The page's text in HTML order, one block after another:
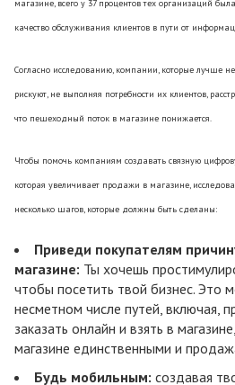
магазине, всего у 37 процентов тех организаций
качество обслуживания клиентов в пути от
Согласно исследованию, компании, которые лучше
рискуют, не выполняя потребности их клиентов,
что пешеходный поток в магазине понижается.
Чтобы помочь компаниям создавать связную
которая увеличивает продажи в магазине,
несколько шагов, которые должны быть сделаны:
Приведи покупателям
магазине: Ты хочешь
чтобы посетить твой бизнес. Это
несметном числе путей, включая,
заказать онлайн и взять в
магазине единственными и
Будь мобильным: создавая